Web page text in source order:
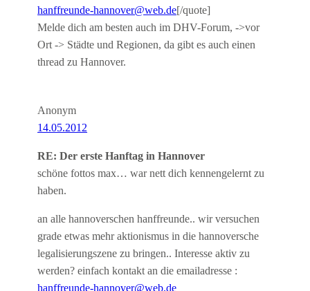
hanffreunde-hannover@web.de[/quote]
Melde dich am besten auch im DHV-Forum, ->vor
Ort -> Städte und Regionen, da gibt es auch einen
thread zu Hannover.
Anonym
14.05.2012
RE: Der erste Hanftag in Hannover
schöne fottos max… war nett dich kennengelernt zu
haben.
an alle hannoverschen hanffreunde.. wir versuchen
grade etwas mehr aktionismus in die hannoversche
legalisierungszene zu bringen.. Interesse aktiv zu
werden? einfach kontakt an die emailadresse :
hanffreunde-hannover@web.de